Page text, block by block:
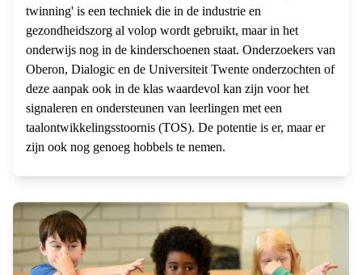
twinning' is een techniek die in de industrie en
gezondheidszorg al volop wordt gebruikt, maar in het
onderwijs nog in de kinderschoenen staat. Onderzoekers van
Oberon, Dialogic en de Universiteit Twente onderzochten of
deze aanpak ook in de klas waardevol kan zijn voor het
signaleren en ondersteunen van leerlingen met een
taalontwikkelingsstoornis (TOS). De potentie is er, maar er
zijn ook nog genoeg hobbels te nemen.